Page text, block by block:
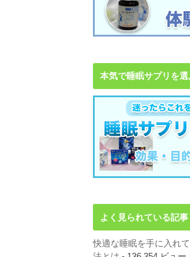
本気で睡眠サプリを
よく見られている記事
快適な睡眠を手に入れ